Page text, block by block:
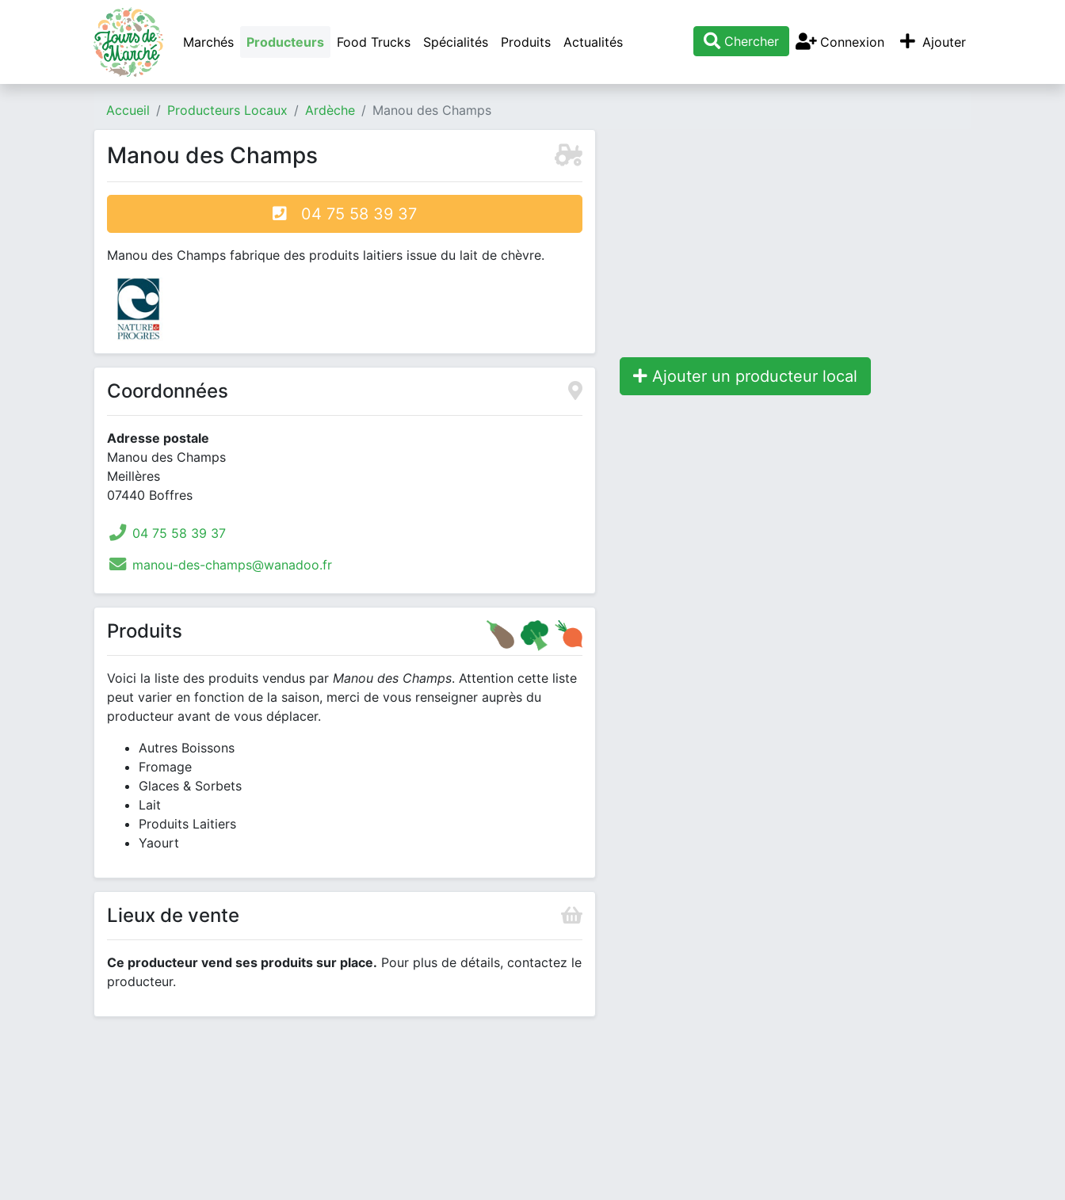
Marchés Producteurs Food Trucks Spécialités Produits Actualités Chercher Connexion Ajouter
Accueil Producteurs Locaux Ardèche Manou des Champs
Manou des Champs
04 75 58 39 37
Manou des Champs fabrique des produits laitiers issue du lait de chèvre.
Coordonnées
Adresse postale
Manou des Champs
Meillères
07440 Boffres
04 75 58 39 37
manou-des-champs@wanadoo.fr
Produits
Voici la liste des produits vendus par Manou des Champs. Attention cette liste
peut varier en fonction de la saison, merci de vous renseigner auprès du
producteur avant de vous déplacer.
Autres Boissons
Fromage
Glaces & Sorbets
Lait
Produits Laitiers
Yaourt
Lieux de vente
Ce producteur vend ses produits sur place. Pour plus de détails, contactez le
producteur.
Ajouter un producteur local